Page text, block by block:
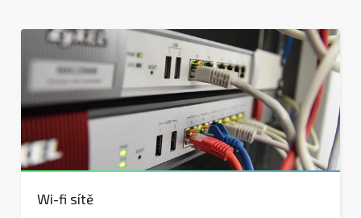
Wifi sítě
Wi-fi sítě